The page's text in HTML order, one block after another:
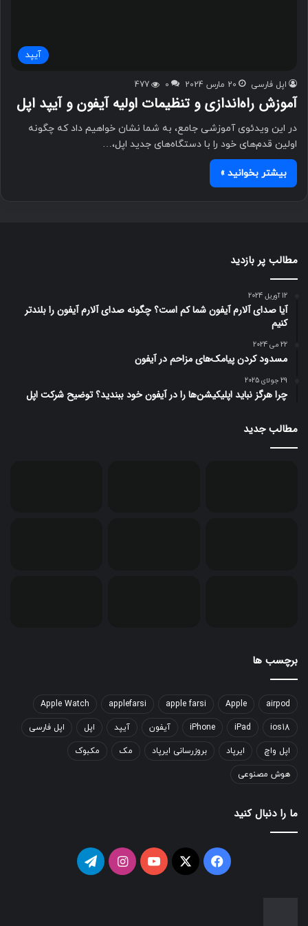
آیپد
اپل فارسی 20 مارس 2024 0
477
آموزش راه‌اندازی و تنظیمات اولیه آیفون و آیپد اپل
در این ویدئوی آموزشی جامع، به شما نشان خواهیم داد که چگونه
اولین قدم‌های خود را با دستگاه‌های جدید اپل،…
بیشتر بخوانید »
مطالب پر بازدید
12 آوریل 2024
آیا صدای آلارم آیفون شما کم است؟ چگونه صدای آلارم آیفون را بلندتر
کنیم
22 می 2024
مسدود کردن پیامک‌های مزاحم در آیفون
29 جولای 2025
چرا هرگز نباید اپلیکیشن‌ها را در آیفون خود ببندید؟ توضیح شرکت اپل
مطالب جدید
برچسب ها
airpod
Apple
apple farsi
applefarsi
Apple Watch
ios18
iPad
iPhone آیفون آیپد اپل اپل فارسی
اپل واچ ایرپاد بروزرسانی ایرپاد مک مکبوک
هوش مصنوعی
ما را دنبال کنید
فیسبوکایکس یوتیوباینستاگرامتلگرام